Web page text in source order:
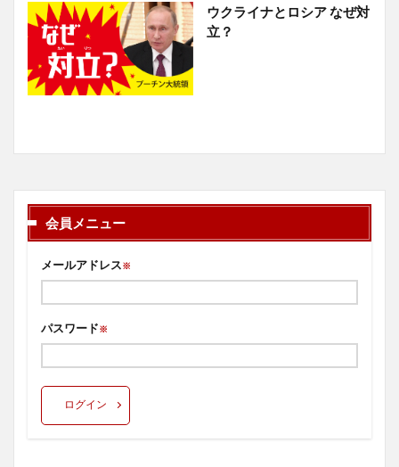
ウクライナとロシア なぜ対
立？
会員メニュー
メールアドレス※
パスワード※
ログイン